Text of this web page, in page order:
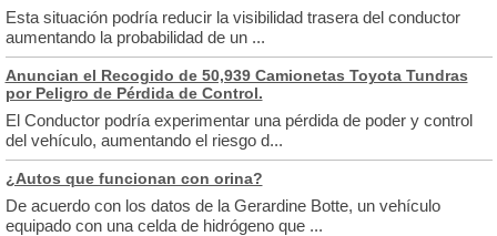
Esta situación podría reducir la visibilidad trasera del conductor
aumentando la probabilidad de un ...
Anuncian el Recogido de 50,939 Camionetas Toyota Tundras
por Peligro de Pérdida de Control.
El Conductor podría experimentar una pérdida de poder y control
del vehículo, aumentando el riesgo d...
¿Autos que funcionan con orina?
De acuerdo con los datos de la Gerardine Botte, un vehículo
equipado con una celda de hidrógeno que ...